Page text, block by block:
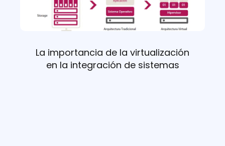
La importancia de la virtualización
en la integración de sistemas